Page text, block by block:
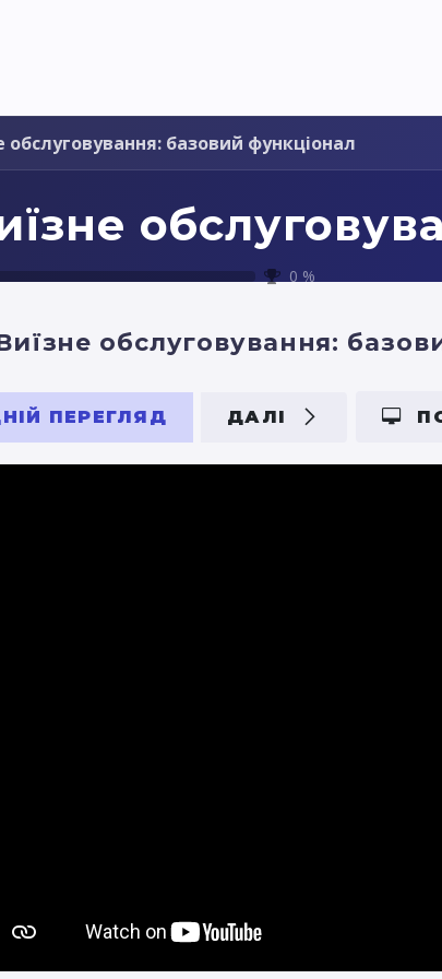
обслуговування: базовий функціонал
0 %
обслуговування:
ПЕРЕГЛЯД ДАЛІ